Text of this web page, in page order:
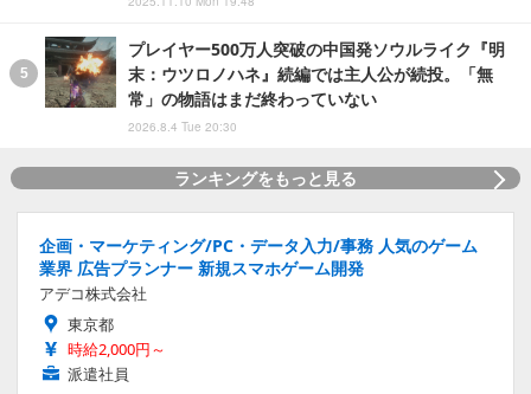
プレイヤー500万人突破の中国発ソウルライク『明
末：ウツロノハネ』続編では主人公が続投。「無
常」の物語はまだ終わっていない
2026.8.4 Tue 20:30
ランキングをもっと見る
企画・マーケティング/PC・データ入力/事務 人気のゲーム
業界 広告プランナー 新規スマホゲーム開発
アデコ株式会社
東京都
時給2,000円～
派遣社員